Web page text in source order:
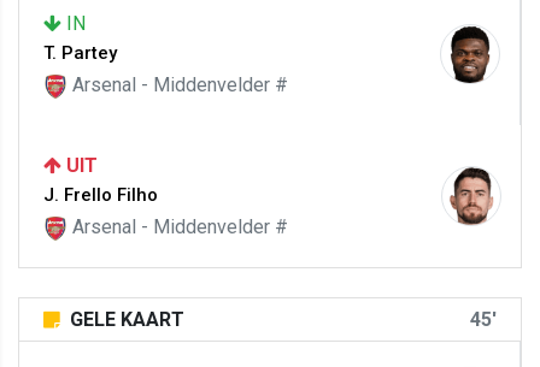
IN
T. Partey
Arsenal - Middenvelder #
UIT
J. Frello Filho
Arsenal - Middenvelder #
GELE KAART 45'